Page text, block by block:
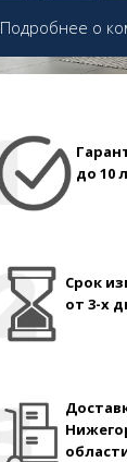
Подробнее о
до 10
Срок
от 3-х